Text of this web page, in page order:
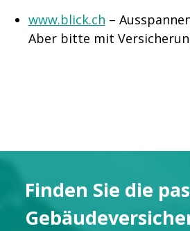
www.blick.ch –
Aber bitte mit
Finden Sie die